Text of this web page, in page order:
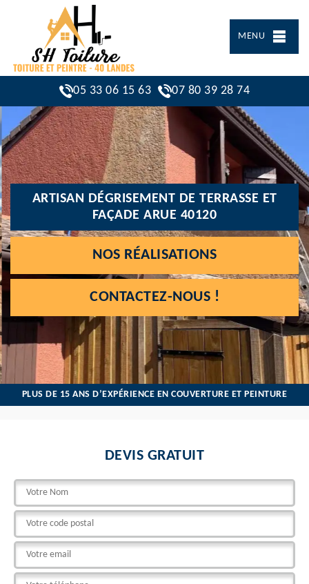
MENU
05 33 06 15 63 07 80 39 28 74
ARTISAN DÉGRISEMENT DE TERRASSE ET
FAÇADE ARUE 40120
NOS RÉALISATIONS
CONTACTEZ-NOUS !
PLUS DE 15 ANS D’EXPÉRIENCE EN COUVERTURE ET PEINTURE
DEVIS GRATUIT